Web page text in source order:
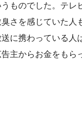
ものでした。テ
さを感じていた
に携わっている
主からお金をも